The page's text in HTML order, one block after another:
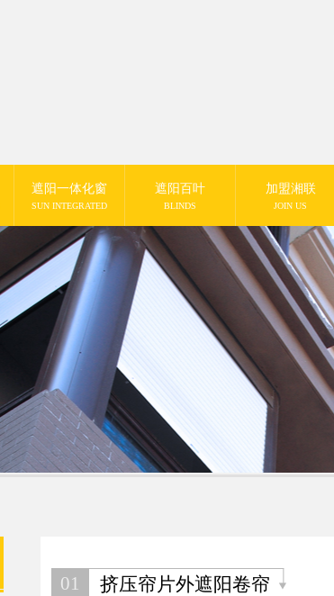
遮阳一体化窗
SUN INTEGRATED
遮阳百叶
BLINDS
加盟湘联
JOIN US
01 挤压帘片外遮阳卷帘